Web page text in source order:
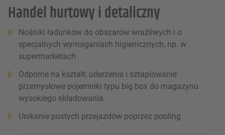
Handel hurtowy i detaliczny
Nośniki ładunków do obszarów wrażliwych i o
specjalnych wymaganiach higienicznych, np. w
supermarketach
Odporne na kształt, uderzenia i sztaplowanie
przemysłowe pojemniki typu big box do magazynu
wysokiego składowania
Unikanie pustych przejazdów poprzez pooling